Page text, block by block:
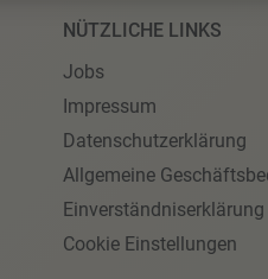
NÜTZLICHE LINKS
Jobs
Impressum
Datenschutzerklärung
Allgemeine
Einverständniserklärung
Cookie Einstellungen